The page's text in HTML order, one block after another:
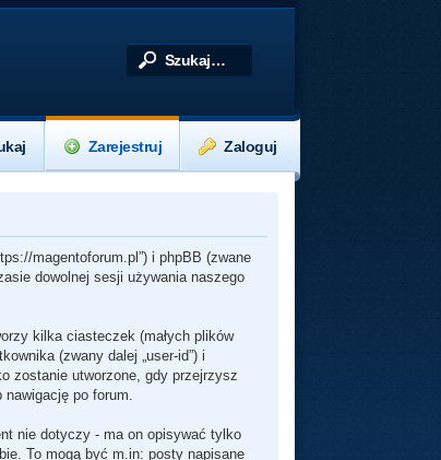
Zaloguj
Zarejestruj
magentoforum.pl”) i phpBB (zwane
dowolnej sesji używania naszego
kilka ciasteczek (małych plików
(zwany dalej „user-id”) i
zostanie utworzone, gdy przejrzysz
po forum.
nie dotyczy - ma on opisywać tylko
To mogą być m.in: posty napisane